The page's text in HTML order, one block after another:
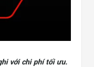
với chi phí tối ưu.